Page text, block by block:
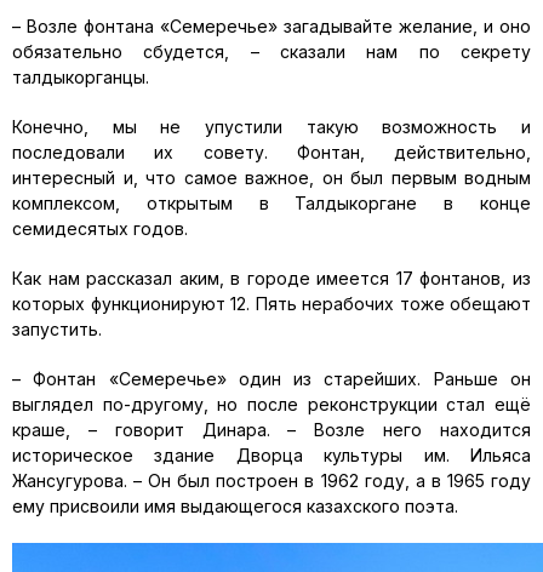
– Возле фонтана «Семеречье» загадывайте желание, и оно
обязательно сбудется, – сказали нам по секрету
талдыкорганцы.
Конечно, мы не упустили такую возможность и
последовали их совету. Фонтан, действительно,
интересный и, что самое важное, он был первым водным
комплексом, открытым в Талдыкоргане в конце
семидесятых годов.
Как нам рассказал аким, в городе имеется 17 фонтанов, из
которых функционируют 12. Пять нерабочих тоже обещают
запустить.
– Фонтан «Семеречье» один из старейших. Раньше он
выглядел по-другому, но после реконструкции стал ещё
краше, – говорит Динара. – Возле него находится
историческое здание Дворца культуры им. Ильяса
Жансугурова. – Он был построен в 1962 году, а в 1965 году
ему присвоили имя выдающегося казахского поэта.